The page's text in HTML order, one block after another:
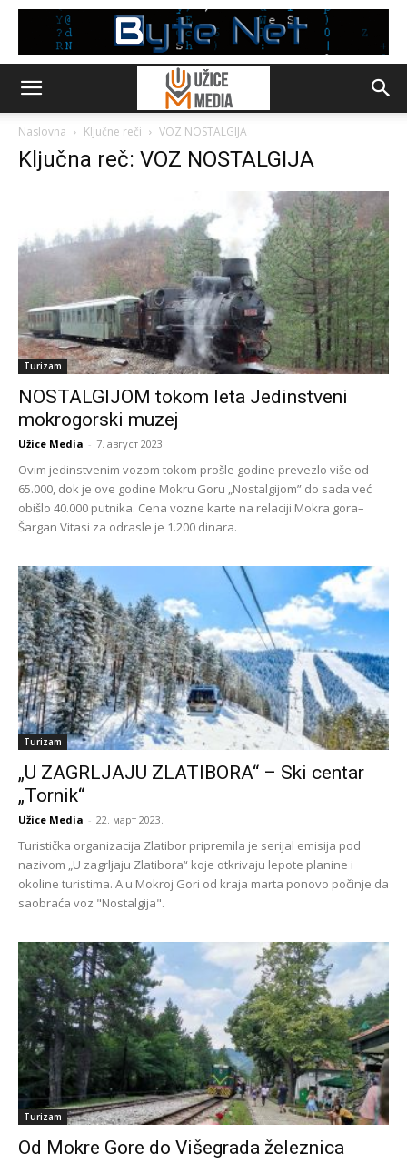
Naslovna Ključne reči VOZ NOSTALGIJA
Ključna reč: VOZ NOSTALGIJA
Turizam
NOSTALGIJOM tokom leta Jedinstveni
mokrogorski muzej
Užice Media - 7. август 2023.
Ovim jedinstvenim vozom tokom prošle godine prevezlo više od
65.000, dok je ove godine Mokru Goru „Nostalgijom” do sada već
obišlo 40.000 putnika. Cena vozne karte na relaciji Mokra gora–
Šargan Vitasi za odrasle je 1.200 dinara.
Turizam
„U ZAGRLJAJU ZLATIBORA“ – Ski centar
„Tornik“
Užice Media - 22. март 2023.
Turistička organizacija Zlatibor pripremila je serijal emisija pod
nazivom „U zagrljaju Zlatibora“ koje otkrivaju lepote planine i
okoline turistima. A u Mokroj Gori od kraja marta ponovo počinje da
saobraća voz "Nostalgija".
Turizam
Od Mokre Gore do Višegrada železnica